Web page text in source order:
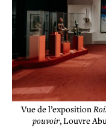
Vue de l’exposition
pouvoir, Louvre